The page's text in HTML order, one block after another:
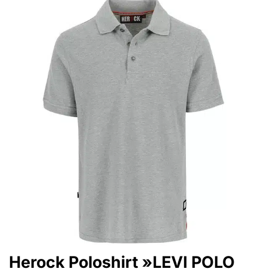
Herock Poloshirt »LEVI POLO